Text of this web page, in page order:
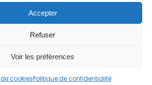
Accepter
Refuser
Voir les préférences
cookiesPolitique de confidentialité
réservés.